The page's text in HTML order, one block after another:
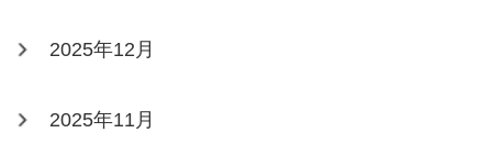
2025年12月
2025年11月